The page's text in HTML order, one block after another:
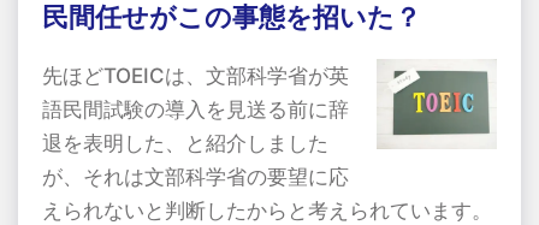
民間任せがこの事態を招いた？
先ほどTOEICは、文部科学省が英
語民間試験の導入を見送る前に辞
退を表明した、と紹介しました
が、それは文部科学省の要望に応
えられないと判断したからと考えられています。